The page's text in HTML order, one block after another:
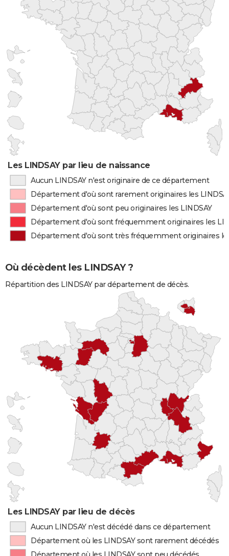
Les LINDSAY par lieu de naissance
Aucun LINDSAY n'est originaire de ce département
Département d'où sont rarement originaires les
Département d'où sont peu originaires les LINDSAY
Département d'où sont fréquemment originaires les
Département d'où sont très fréquemment originaires
Où décèdent les LINDSAY ?
Répartition des LINDSAY par département de décès.
Les LINDSAY par lieu de décès
Aucun LINDSAY n'est décédé dans ce département
Département où les LINDSAY sont rarement décédés